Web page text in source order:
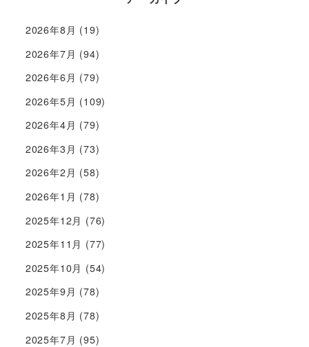
2026年8月 (19)
2026年7月 (94)
2026年6月 (79)
2026年5月 (109)
2026年4月 (79)
2026年3月 (73)
2026年2月 (58)
2026年1月 (78)
2025年12月 (76)
2025年11月 (77)
2025年10月 (54)
2025年9月 (78)
2025年8月 (78)
2025年7月 (95)